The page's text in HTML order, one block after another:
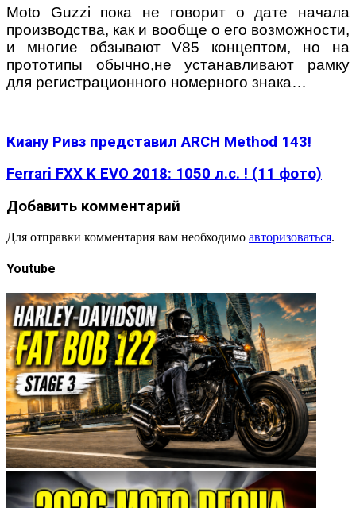
Moto Guzzi пока не говорит о дате начала
производства, как и вообще о его возможности,
и многие обзывают V85 концептом, но на
прототипы обычно,не устанавливают рамку
для регистрационного номерного знака…
Киану Ривз представил ARCH Method 143!
Ferrari FXX K EVO 2018: 1050 л.с. ! (11 фото)
Добавить комментарий
Для отправки комментария вам необходимо авторизоваться.
Youtube